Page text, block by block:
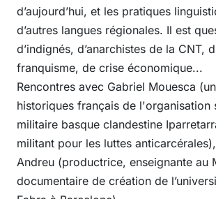
d’aujourd’hui, et les pratiques
d’autres langues régionales. Il est
d’indignés, d’anarchistes de la CNT,
franquisme, de crise économique...
Rencontres avec Gabriel Mouesca
historiques français de l'organisation
militaire basque clandestine
militant pour les luttes
Andreu (productrice, enseignante au
documentaire de création de